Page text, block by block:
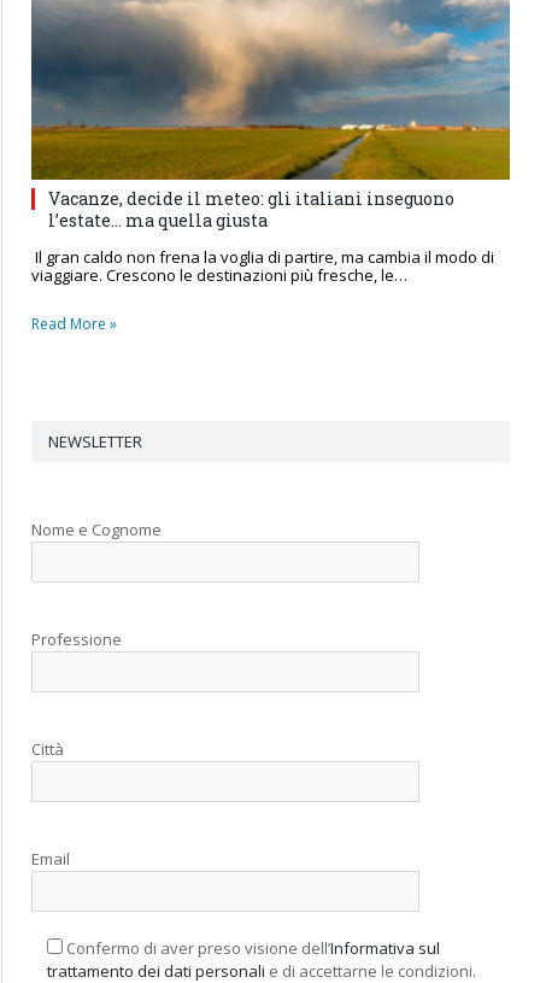
Vacanze, decide il meteo: gli italiani inseguono
l’estate… ma quella giusta
Il gran caldo non frena la voglia di partire, ma cambia il modo di
viaggiare. Crescono le destinazioni più fresche, le…
Read More »
NEWSLETTER
Nome e Cognome
Professione
Città
Email
Confermo di aver preso visione dell’Informativa sul
trattamento dei dati personali e di accettarne le condizioni.